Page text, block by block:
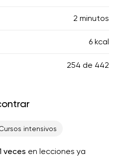
2 minutos
6 kcal
254 de 442
intensivos
veces en lecciones ya